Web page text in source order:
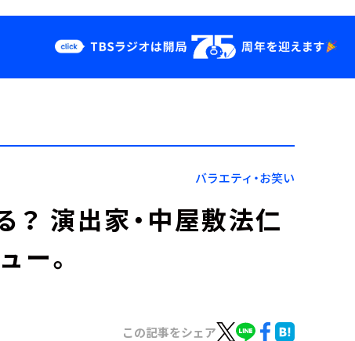
YouTube
会社情報
バラエティ・お笑い
？ 演出家・中屋敷法仁
ー。
この記事をシェア